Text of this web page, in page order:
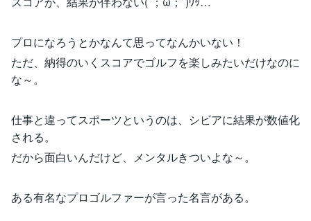
プロになろうとかなんて思ってなんかいない！
ただ、納得のいくスコアでゴルフを楽しみたいだけなのに
な～。
仕事と違ってスポーツというのは、シビアに結果が数値化
される。
だから面白いんだけど、メンタルきついよな～。
ある有名なプロゴルファーが言った名言がある。